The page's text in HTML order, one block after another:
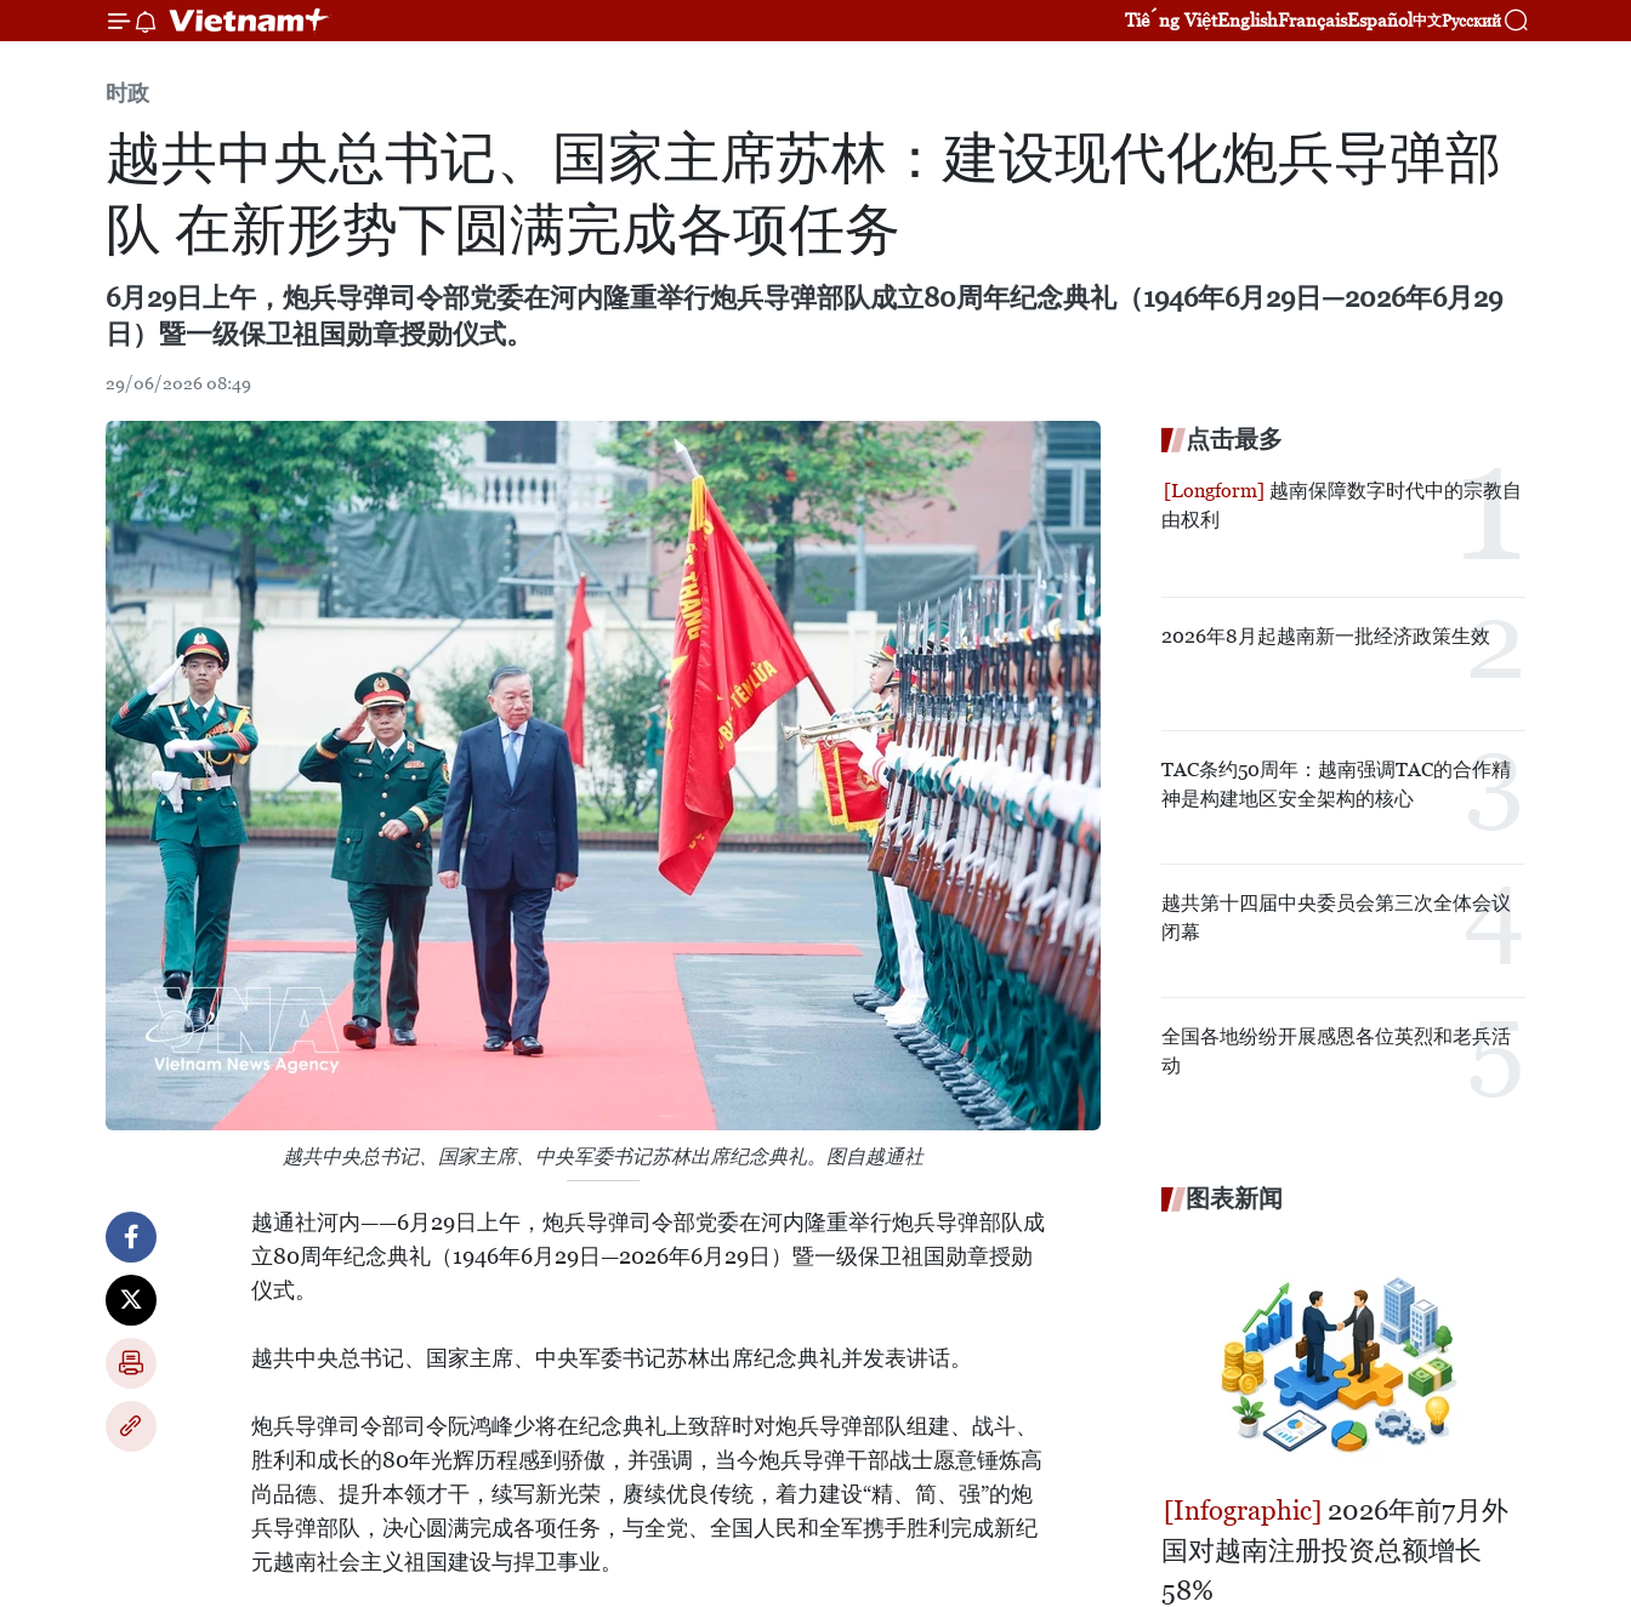
Tiếng ViệtEnglishFrançaisEspañol中文Русский
时政
越共中央总书记、国家主席苏林：建设现代化炮兵导弹部
队 在新形势下圆满完成各项任务
6月29日上午，炮兵导弹司令部党委在河内隆重举行炮兵导弹部队成立80周年纪念典礼（1946年6月29日—2026年6月29
日）暨一级保卫祖国勋章授勋仪式。
29/06/2026 08:49
越共中央总书记、国家主席、中央军委书记苏林出席纪念典礼。图自越通社
越通社河内——6月29日上午，炮兵导弹司令部党委在河内隆重举行炮兵导弹部队成
立80周年纪念典礼（1946年6月29日—2026年6月29日）暨一级保卫祖国勋章授勋
仪式。
越共中央总书记、国家主席、中央军委书记苏林出席纪念典礼并发表讲话。
炮兵导弹司令部司令阮鸿峰少将在纪念典礼上致辞时对炮兵导弹部队组建、战斗、
胜利和成长的80年光辉历程感到骄傲，并强调，当今炮兵导弹干部战士愿意锤炼高
尚品德、提升本领才干，续写新光荣，赓续优良传统，着力建设“精、简、强”的炮
兵导弹部队，决心圆满完成各项任务，与全党、全国人民和全军携手胜利完成新纪
元越南社会主义祖国建设与捍卫事业。
点击最多
越南保障数字时代中的宗教自
由权利
2026年8月起越南新一批经济政策生效
TAC条约50周年：越南强调TAC的合作精
神是构建地区安全架构的核心
越共第十四届中央委员会第三次全体会议
闭幕
全国各地纷纷开展感恩各位英烈和老兵活
动
图表新闻
2026年前7月外
国对越南注册投资总额增长
58%